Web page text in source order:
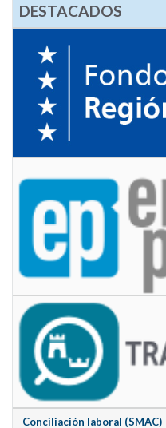
DESTACADOS
Conciliación laboral (SMAC)